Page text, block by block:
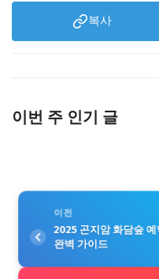
복사
이번 주 인기 글
이전
2025 곤지암 화담숲
완벽 가이드